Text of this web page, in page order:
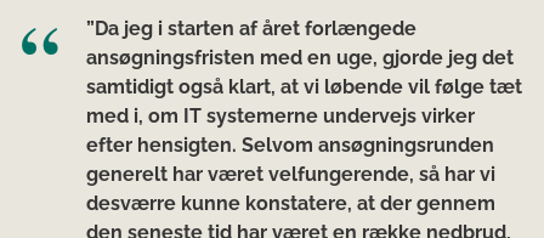
”Da jeg i starten af året forlængede
ansøgningsfristen med en uge, gjorde jeg det
samtidigt også klart, at vi løbende vil følge tæt
med i, om IT systemerne undervejs virker
efter hensigten. Selvom ansøgningsrunden
generelt har været velfungerende, så har vi
desværre kunne konstatere, at der gennem
den seneste tid har været en række nedbrud,